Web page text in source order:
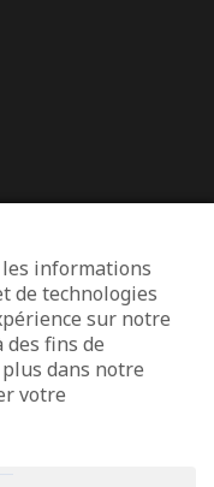
informations
de technologies
sur notre
fins de
dans notre
votre